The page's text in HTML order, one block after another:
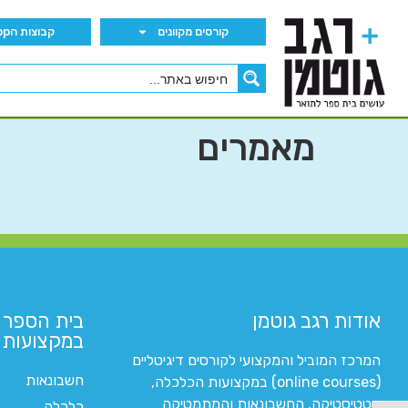
קורסים מקוונים קבוצות הWhatsApp
מאמרים
אודות רגב גוטמן
המרכז המוביל והמקצועי לקורסים דיגיטליים
(online courses) במקצועות הכלכלה,
סטטיסטיקה, החשבונאות והמתמטיקה
בית
במקצועות
חשבונאות